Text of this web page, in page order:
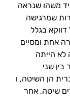
משהו שנראה
שמרגישה
בגלל
אחת ומסיים
הייתה
שני
הן השיטה, ו
שיטה, אחר